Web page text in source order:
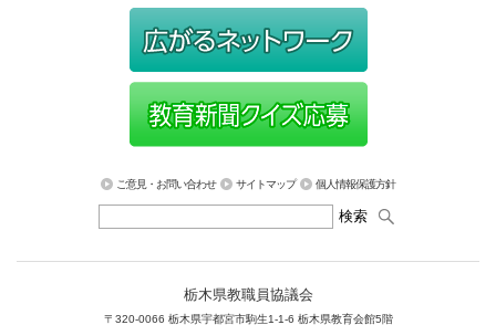
ご意見・お問い合わせ サイトマップ 個人情報保護方針
栃木県教職員協議会
〒320-0066 栃木県宇都宮市駒生1-1-6 栃木県教育会館5階